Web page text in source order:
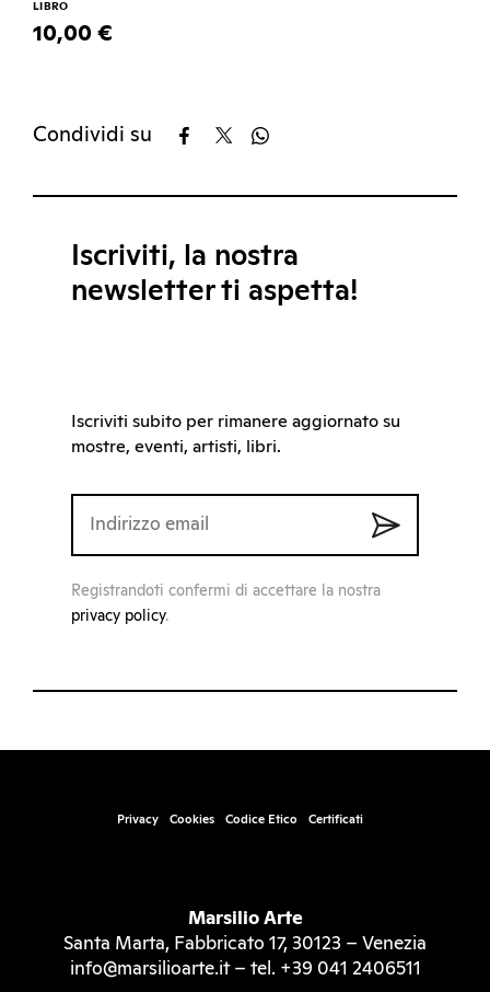
LIBRO
10,00 €
Condividi su
Iscriviti, la nostra
newsletter ti aspetta!
Iscriviti subito per rimanere aggiornato su
mostre, eventi, artisti, libri.
Registrandoti confermi di accettare la nostra
privacy policy.
Privacy Cookies Codice Etico Certificati
Marsilio Arte
Santa Marta, Fabbricato 17, 30123 – Venezia
info@marsilioarte.it – tel. +39 041 2406511